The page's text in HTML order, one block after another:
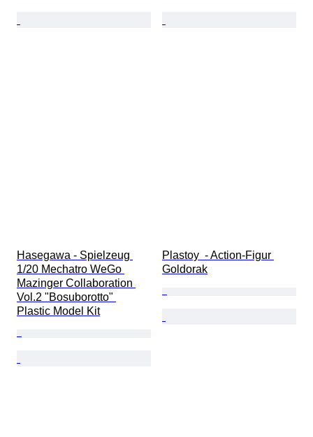
Hasegawa - Spielzeug
1/20 Mechatro WeGo
Mazinger Collaboration
Vol.2 "Bosuborotto"
Plastic Model Kit
Plastoy  - Action-Figur
Goldorak